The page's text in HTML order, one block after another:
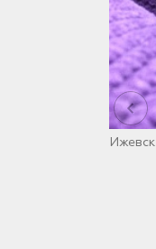
Ижевск